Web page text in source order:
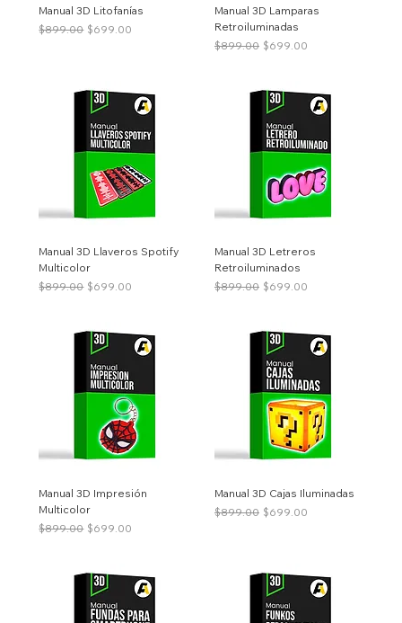
Manual 3D Litofanías
Precio
$899.00 Precio de oferta
$699.00
Manual 3D Lamparas
Retroiluminadas
Precio
$899.00 Precio de oferta
$699.00
Manual 3D Llaveros Spotify
Multicolor
Precio
$899.00 Precio de oferta
$699.00
Manual 3D Letreros
Retroiluminados
Precio
$899.00 Precio de oferta
$699.00
Manual 3D Impresión
Multicolor
Precio
$899.00 Precio de oferta
$699.00
Manual 3D Cajas Iluminadas
Precio
$899.00 Precio de oferta
$699.00